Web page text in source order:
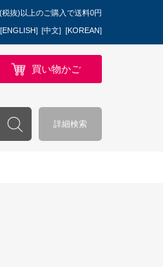
税抜)以上のご購入で送料0円
[ENGLISH] [中文] [KOREAN]
買い物かご
詳細検索